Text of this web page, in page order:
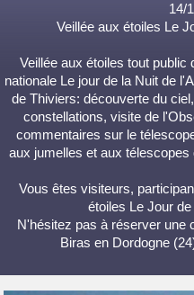
14/
Veillée aux étoiles Le
Veillée aux étoiles tout
nationale Le jour de la Nuit de
de Thiviers: découverte du
constellations, visite de
commentaires sur le
aux jumelles et aux
Vous êtes visiteurs,
étoiles Le Jour
N'hésitez pas à réserver une
Biras en Dordogne